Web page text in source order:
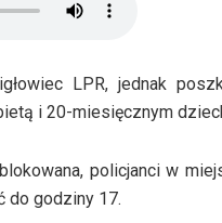
LPR, jednak
i 20-miesięcznym
policjanci w
do godziny 17.